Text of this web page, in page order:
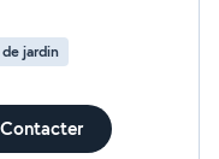
jardin
Contacter